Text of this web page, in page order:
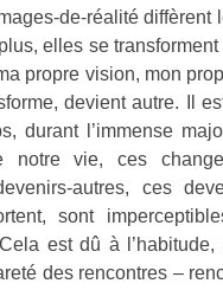
de-réalité diffèrent
elles se
propre vision, mon
devient autre. Il
durant l’immense
notre vie, ces
autres, ces
sont
est dû à
des rencontres –